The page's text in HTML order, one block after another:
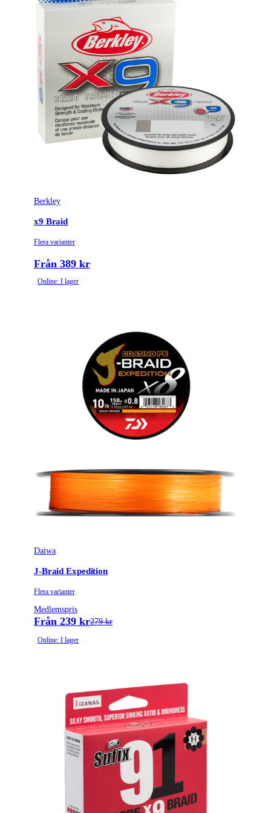
Lindiameter (mm)
Brottstyrka
Tillverkarens artikelnummer 1553672
Minimum order kvantitet
Leverantörens artikelnummer 1553672
Tullstatsnummer
Variant
Berkley
x9 Braid
Flera varianter
Från 389 kr
Online: I lager
Daiwa
J-Braid Expedition
Flera varianter
Medlemspris
Från 239 kr279 kr
Online: I lager